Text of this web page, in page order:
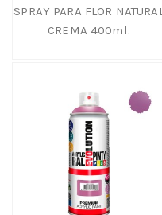
SPRAY PARA FLOR NATURAL
CREMA 400ml.